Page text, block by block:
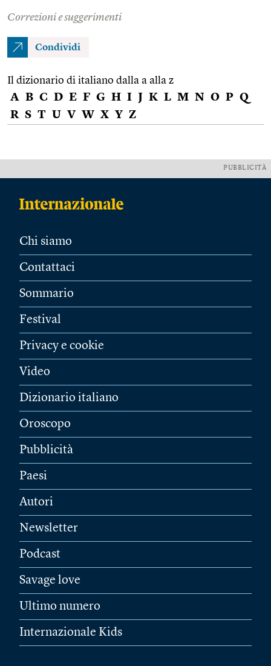
Correzioni e suggerimenti
Condividi
Il dizionario di italiano dalla a alla z
A B C D E F G H I J K L M N O P Q
R S T U V W X Y Z
PUBBLICITÀ
Chi siamo
Contattaci
Sommario
Festival
Privacy e cookie
Video
Dizionario italiano
Oroscopo
Pubblicità
Paesi
Autori
Newsletter
Podcast
Savage love
Ultimo numero
Internazionale Kids